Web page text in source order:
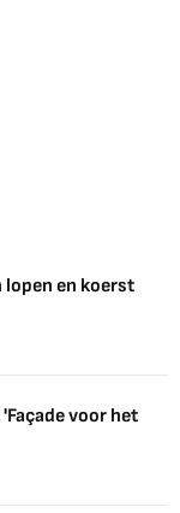
lopen en koerst
voor het